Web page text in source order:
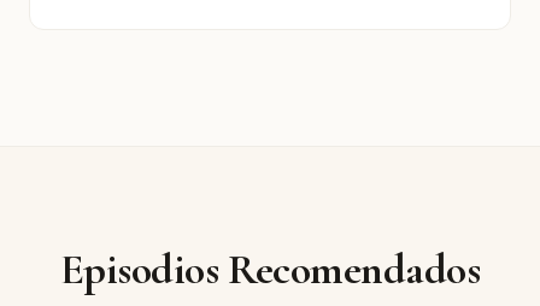
Episodios Recomendados